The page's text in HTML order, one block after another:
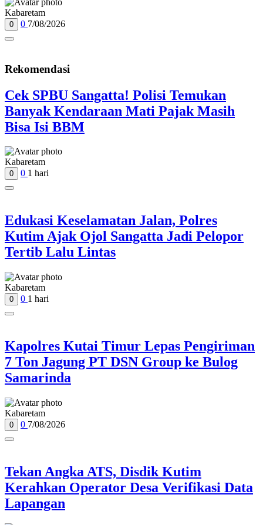
Kabaretam
0 0 7/08/2026
Rekomendasi
Cek SPBU Sangatta! Polisi Temukan
Banyak Kendaraan Mati Pajak Masih
Bisa Isi BBM
Kabaretam
0 0 1 hari
Edukasi Keselamatan Jalan, Polres
Kutim Ajak Ojol Sangatta Jadi Pelopor
Tertib Lalu Lintas
Kabaretam
0 0 1 hari
Kapolres Kutai Timur Lepas Pengiriman
7 Ton Jagung PT DSN Group ke Bulog
Samarinda
Kabaretam
0 0 7/08/2026
Tekan Angka ATS, Disdik Kutim
Kerahkan Operator Desa Verifikasi Data
Lapangan